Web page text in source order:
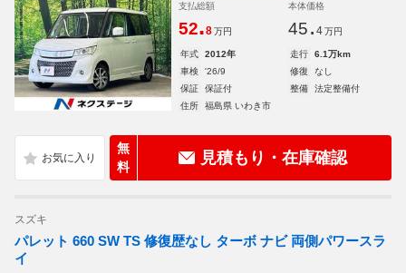
支払総額
52.8 万円
本体価格
45. 4 万円
年式 2012年 走行
6.1万km
車検
'26/9 修復
なし
保証
保証付 整備
法定整備付
住所
福島県 いわき市
無
料
見積もり・在庫確認
スズキ
パレット 660 SW TS 修復歴なし ターボ ナビ 両側パワースラ
イ